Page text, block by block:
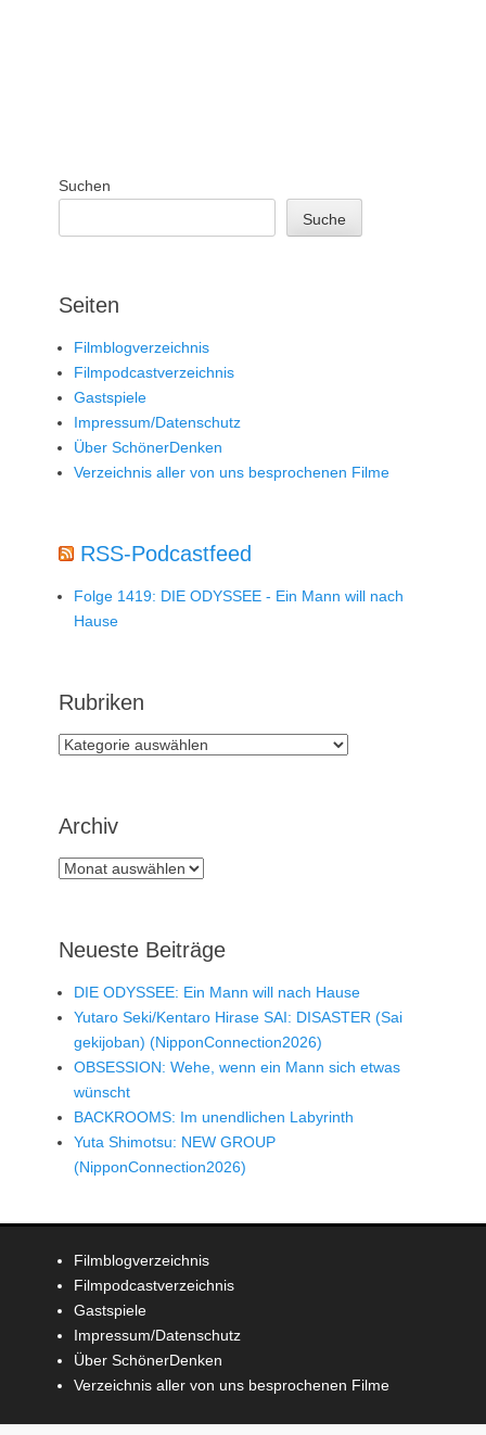
Suchen
Suche
Seiten
Filmblogverzeichnis
Filmpodcastverzeichnis
Gastspiele
Impressum/Datenschutz
Über SchönerDenken
Verzeichnis aller von uns besprochenen Filme
RSS-Podcastfeed
Folge 1419: DIE ODYSSEE - Ein Mann will nach
Hause
Rubriken
Rubriken
Archiv
Archiv
Neueste Beiträge
DIE ODYSSEE: Ein Mann will nach Hause
Yutaro Seki/Kentaro Hirase SAI: DISASTER (Sai
gekijoban) (NipponConnection2026)
OBSESSION: Wehe, wenn ein Mann sich etwas
wünscht
BACKROOMS: Im unendlichen Labyrinth
Yuta Shimotsu: NEW GROUP
(NipponConnection2026)
Filmblogverzeichnis
Filmpodcastverzeichnis
Gastspiele
Impressum/Datenschutz
Über SchönerDenken
Verzeichnis aller von uns besprochenen Filme